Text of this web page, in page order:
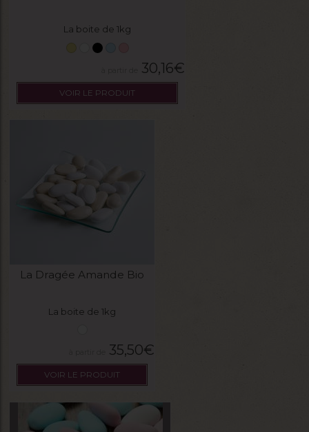
La boite de 1kg
30,16€
VOIR LE PRODUIT
La Dragée Amande Bio
La boite de 1kg
35,50€
VOIR LE PRODUIT